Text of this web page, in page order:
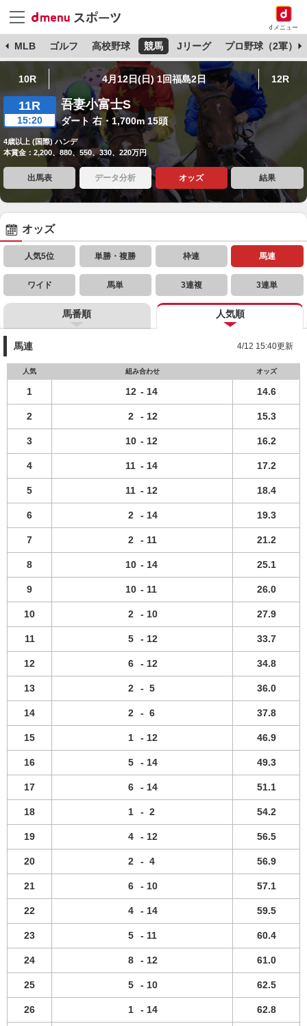
dメニュー
MLB ゴルフ 高校野球 競馬 Jリーグ プロ野球（2軍）
10R 4月12日(日) 1回福島2日 12R
11R
15:20
吾妻小富士S
ダート 右・1,700m 15頭
4歳以上 (国際) ハンデ
本賞金：2,200、880、550、330、220万円
出馬表 データ分析 オッズ 結果
オッズ
人気5位 単勝・複勝 枠連 馬連
ワイド 馬単 3連複 3連単
馬番順 人気順
馬連 4/12 15:40更新
人気 組み合わせ オッズ
1 12 - 14 14.6
2 2 - 12 15.3
3 10 - 12 16.2
4 11 - 14 17.2
5 11 - 12 18.4
6 2 - 14 19.3
7 2 - 11 21.2
8 10 - 14 25.1
9 10 - 11 26.0
10 2 - 10 27.9
11 5 - 12 33.7
12 6 - 12 34.8
13 2 - 5 36.0
14 2 - 6 37.8
15 1 - 12 46.9
16 5 - 14 49.3
17 6 - 14 51.1
18 1 - 2 54.2
19 4 - 12 56.5
20 2 - 4 56.9
21 6 - 10 57.1
22 4 - 14 59.5
23 5 - 11 60.4
24 8 - 12 61.0
25 5 - 10 62.5
26 1 - 14 62.8